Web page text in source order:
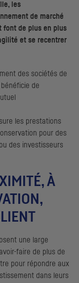
les
de marché
font de plus en plus
et se recentrer
des sociétés de
de
les prestations
pour des
des investisseurs
À
une large
faire de plus de
pour répondre aux
dans leurs